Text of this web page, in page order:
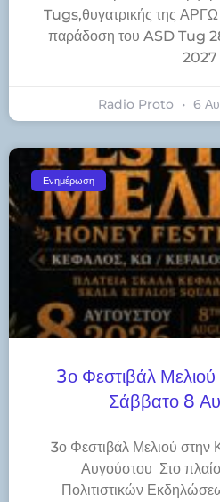
Tugs,θυγατρικής της
παράδοση του ASD Tug
2027
Radio Proto 6
Ενημέρωση
3ο Φεστιβάλ
Σάββατο 8
3ο Φεστιβάλ Μελιού στην
Αυγούστου Στο
Πολιτιστικών